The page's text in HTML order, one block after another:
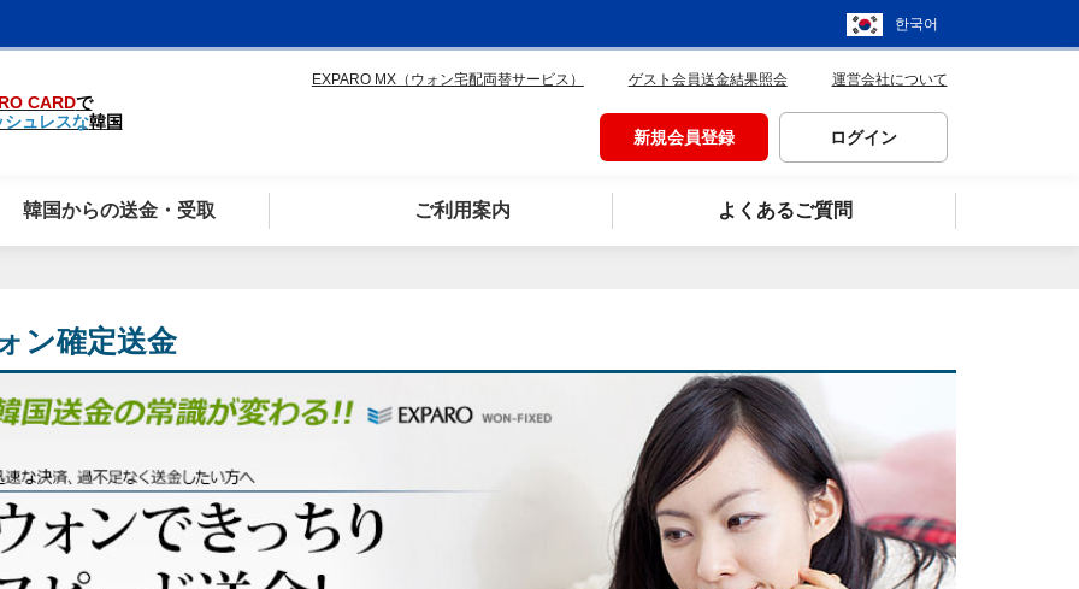
한국어
CARDで
シュレスな韓国
EXPARO MX（ウォン宅配両替サービス） ゲスト会員送金結果照会 運営会社について
新規会員登録 ログイン
韓国からの送金・受取 ご利用案内 よくあるご質問
ン確定送金